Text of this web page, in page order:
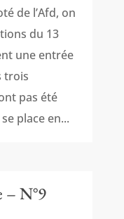
de l’Afd, on
du 13
une entrée
trois
pas été
place en...
– N°9